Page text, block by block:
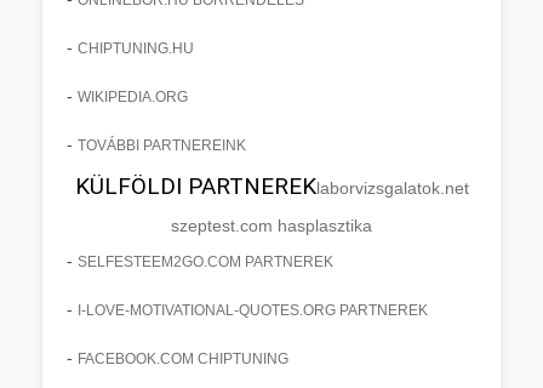
- CHIPTUNING.HU
- WIKIPEDIA.ORG
- TOVÁBBI PARTNEREINK
KÜLFÖLDI PARTNEREKlaborvizsgalatok.net
szeptest.com hasplasztika
- SELFESTEEM2GO.COM PARTNEREK
- I-LOVE-MOTIVATIONAL-QUOTES.ORG PARTNEREK
- FACEBOOK.COM CHIPTUNING